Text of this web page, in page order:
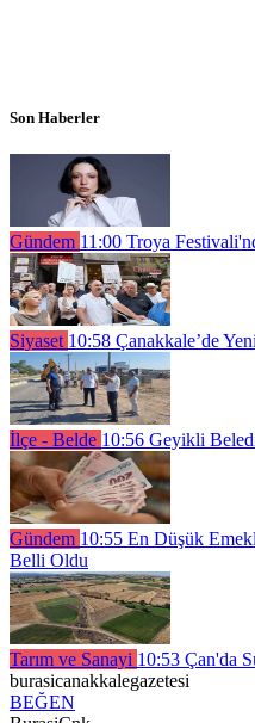
Son Haberler
Gündem 11:00 Troya
Siyaset 10:58 Çanakkale’de
İlçe - Belde 10:56 Geyikli
Gündem 10:55 En Düşük
Belli Oldu
Tarım ve Sanayi 10:53 Çan'da
burasicanakkalegazetesi
BEĞEN